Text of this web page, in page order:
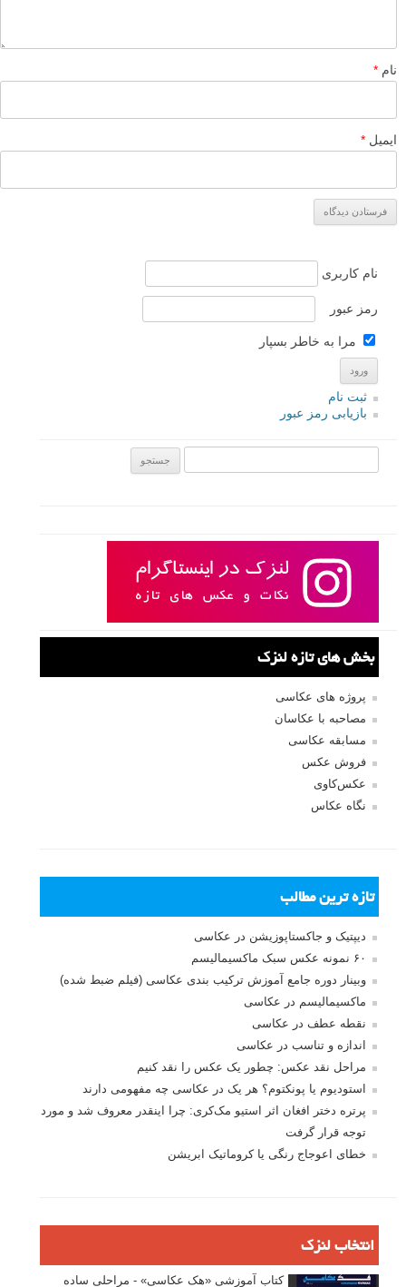
نام *
ایمیل *
نام کاربری
رمز عبور
مرا به خاطر بسپار
ثبت نام
بازیابی رمز عبور
بخش های تازه لنزک
پروژه های عکاسی
مصاحبه با عکاسان
مسابقه عکاسی
فروش عکس
عکس‌کاوی
نگاه عکاس
تازه ترین مطالب
دیپتیک و جاکستا‌پوزیشن در عکاسی
۶۰ نمونه عکس سبک ماکسیمالیسم
وبینار دوره جامع آموزش ترکیب بندی عکاسی (فیلم ضبط شده)
ماکسیمالیسم در عکاسی
نقطه عطف در عکاسی
اندازه و تناسب در عکاسی
مراحل نقد عکس: چطور یک عکس را نقد کنیم
استودیوم یا پونکتوم؟ هر یک در عکاسی چه مفهومی دارند
پرتره دختر افغان اثر استیو مک‌کری: چرا اینقدر معروف شد و مورد
توجه قرار گرفت
خطای اعوجاج رنگی یا کروماتیک ابریشن
انتخاب لنزک
کتاب آموزشی «هک عکاسی» - مراحلی ساده